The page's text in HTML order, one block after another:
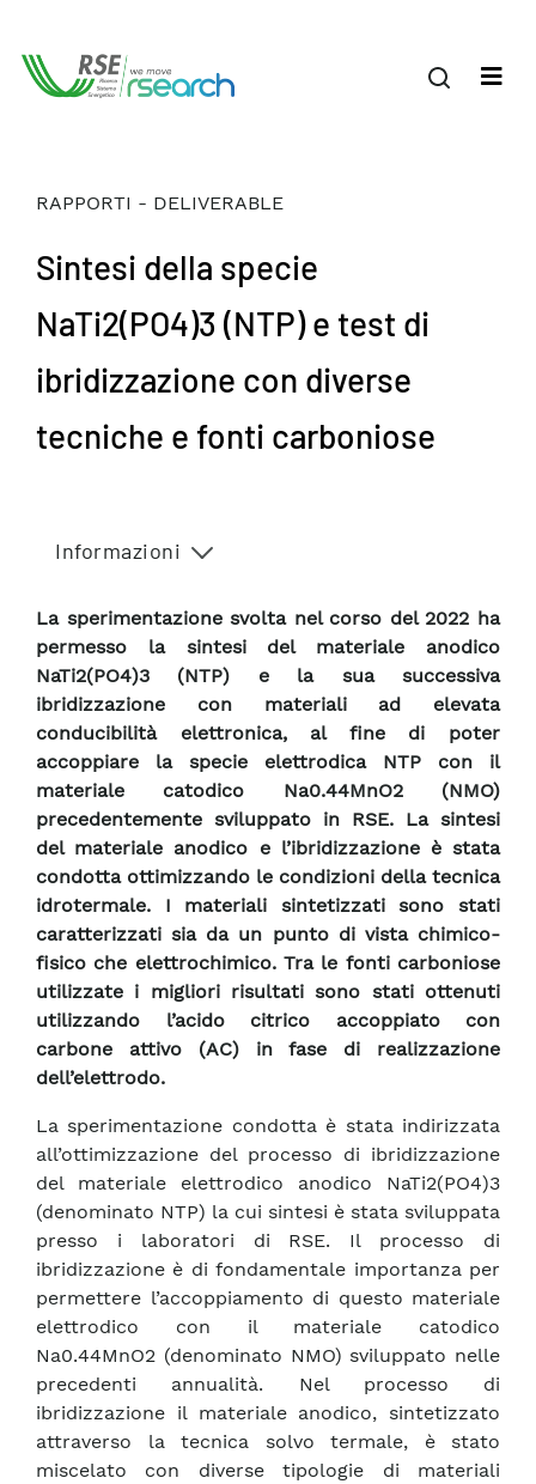
RAPPORTI - DELIVERABLE
Sintesi della specie
NaTi2(PO4)3 (NTP) e test di
ibridizzazione con diverse
tecniche e fonti carboniose
Informazioni
La sperimentazione svolta nel corso del 2022 ha
permesso la sintesi del materiale anodico
NaTi2(PO4)3 (NTP) e la sua successiva
ibridizzazione con materiali ad elevata
conducibilità elettronica, al fine di poter
accoppiare la specie elettrodica NTP con il
materiale catodico Na0.44MnO2 (NMO)
precedentemente sviluppato in RSE. La sintesi
del materiale anodico e l’ibridizzazione è stata
condotta ottimizzando le condizioni della tecnica
idrotermale. I materiali sintetizzati sono stati
caratterizzati sia da un punto di vista chimico-
fisico che elettrochimico. Tra le fonti carboniose
utilizzate i migliori risultati sono stati ottenuti
utilizzando l’acido citrico accoppiato con
carbone attivo (AC) in fase di realizzazione
dell’elettrodo.
La sperimentazione condotta è stata indirizzata
all’ottimizzazione del processo di ibridizzazione
del materiale elettrodico anodico NaTi2(PO4)3
(denominato NTP) la cui sintesi è stata sviluppata
presso i laboratori di RSE. Il processo di
ibridizzazione è di fondamentale importanza per
permettere l’accoppiamento di questo materiale
elettrodico con il materiale catodico
Na0.44MnO2 (denominato NMO) sviluppato nelle
precedenti annualità. Nel processo di
ibridizzazione il materiale anodico, sintetizzato
attraverso la tecnica solvo termale, è stato
miscelato con diverse tipologie di materiali